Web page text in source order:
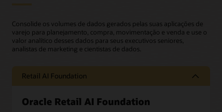
Consolide os volumes de dados gerados pelas suas aplicações de
varejo para planejamento, compra, movimentação e venda e use o
valor analítico desses dados para seus executivos seniores,
analistas de marketing e cientistas de dados.
Retail AI Foundation
Oracle Retail AI Foundation